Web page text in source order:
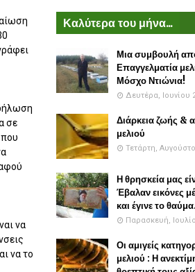
σε
που
να
να το
Καλύτερα του μήνα...
Μια συμβουλή
Επαγγελματία
Μόσχο Ντιώνια!
Δευτέρα, Ιουνίου
Διάρκεια ζωής &
μελιού
Τετάρτη,
Η θρησκεία μας
Έβαλαν εικόνες
και έγινε το
Παρασκευή,
Οι αμιγείς
μελιού : Η